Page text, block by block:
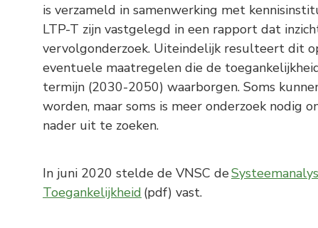
is verzameld in samenwerking met
LTP-T zijn vastgelegd in een rapport dat
vervolgonderzoek. Uiteindelijk resulteert dit
eventuele maatregelen die de
termijn (2030-2050) waarborgen. Soms
worden, maar soms is meer onderzoek nodig
nader uit te zoeken.
In juni 2020 stelde de VNSC de
Toegankelijkheid (pdf) vast.